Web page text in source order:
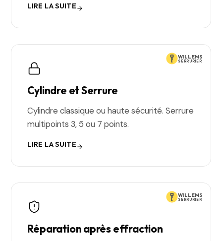
LIRE LA SUITE
WILLEMS
SERRURIER
Cylindre et Serrure
Cylindre classique ou haute sécurité. Serrure
multipoints 3, 5 ou 7 points.
LIRE LA SUITE
WILLEMS
SERRURIER
Réparation après effraction